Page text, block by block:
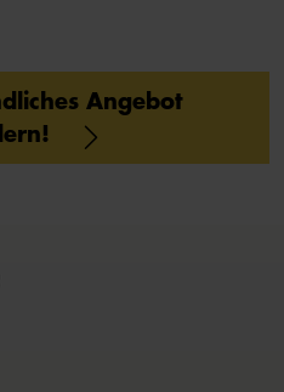
Angebot